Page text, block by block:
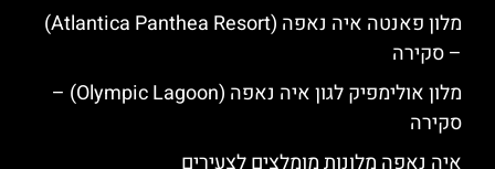
מלון פאנטה איה נאפה (Atlantica Panthea Resort)
– סקירה
מלון אולימפיק לגון איה נאפה (Olympic Lagoon) –
סקירה
איה נאפה מלונות מומלצים לצעירים